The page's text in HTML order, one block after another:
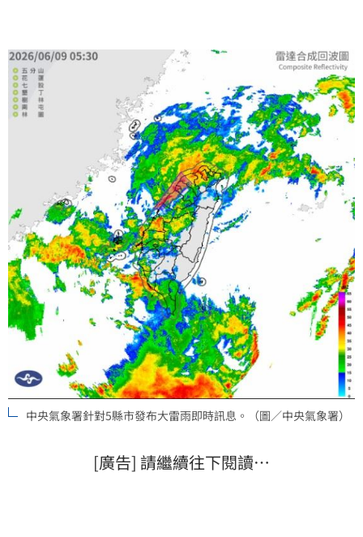
中央氣象署針對5縣市發布大雷雨即時訊息。（圖／中央氣象署）
[廣告] 請繼續往下閱讀…